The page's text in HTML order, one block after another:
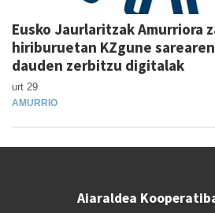
Eusko Jaurlaritzak Amurriora
hiriburuetan KZgune
dauden zerbitzu digitalak
urt 29
AMURRIO
Aiaraldea